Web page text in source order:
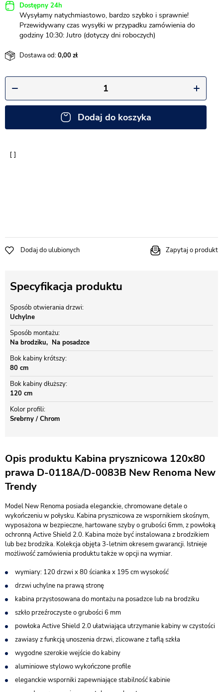
Dostępny 24h
Wysyłamy natychmiastowo, bardzo szybko i sprawnie!
Przewidywany czas wysyłki w przypadku zamówienia do
godziny 10:30: Jutro (dotyczy dni roboczych)
Dostawa od:0,00
Dodaj do koszyka
Dodaj do ulubionych Zapytaj o produkt
Specyfikacja produktu
Sposób otwierania drzwi
Uchylne
Sposób montażu
Na brodziku
Na posadzce
Bok kabiny krótszy
80 cm
Bok kabiny dłuższy
120 cm
Kolor profili
Srebrny / Chrom
Opis produktu Kabina prysznicowa 120x80
prawa D-0118A/D-0083B New Renoma New
Trendy
Model New Renoma posiada eleganckie, chromowane detale o
wykończeniu w połysku. Kabina prysznicowa ze wspornikiem skośnym,
wyposażona w bezpieczne, hartowane szyby o grubości 6mm, z powłoką
ochronną Active Shield 2.0. Kabina może być instalowana z brodzikiem
lub bez brodzika. Kolekcja objęta 3-letnim okresem gwarancji. Istnieje
możliwość zamówienia produktu także w opcji na wymiar.
wymiary: 120 drzwi x 80 ścianka x 195 cm wysokość
drzwi uchylne na prawą stronę
kabina przystosowana do montażu na posadzce lub na brodziku
szkło przeźroczyste o grubości 6 mm
powłoka Active Shield 2.0 ułatwiająca utrzymanie kabiny w czystości
zawiasy z funkcją unoszenia drzwi, zlicowane z taflą szkła
wygodne szerokie wejście do kabiny
aluminiowe stylowo wykończone profile
eleganckie wsporniki zapewniające stabilność kabinie